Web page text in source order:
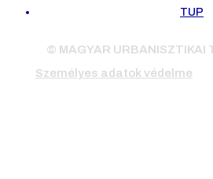
TUP
© MAGYAR URBANISZTIKAI
Személyes adatok védelme